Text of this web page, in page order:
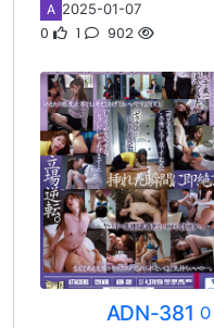
A 2025-01-07
0 1 902
ADN-381